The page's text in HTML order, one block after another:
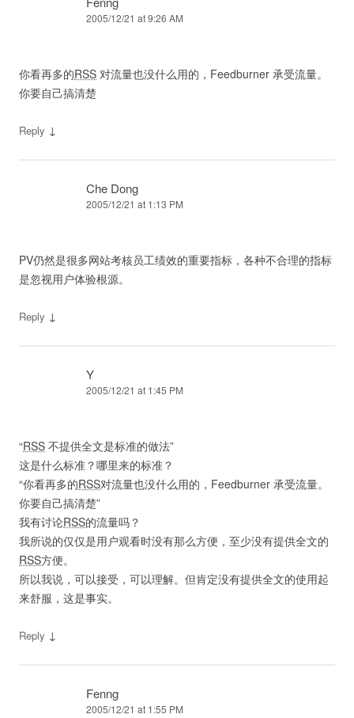
2005/12/21 at 9:26 AM
你看再多的RSS 对流量也没什么用的，Feedburner 承受流量。
你要自己搞清楚
Reply ↓
Che Dong
2005/12/21 at 1:13 PM
PV仍然是很多网站考核员工绩效的重要指标，各种不合理的指标
是忽视用户体验根源。
Reply ↓
Y
2005/12/21 at 1:45 PM
“RSS 不提供全文是标准的做法”
这是什么标准？哪里来的标准？
“你看再多的RSS对流量也没什么用的，Feedburner 承受流量。
你要自己搞清楚”
我有讨论RSS的流量吗？
我所说的仅仅是用户观看时没有那么方便，至少没有提供全文的
RSS方便。
所以我说，可以接受，可以理解。但肯定没有提供全文的使用起
来舒服，这是事实。
Reply ↓
Fenng
2005/12/21 at 1:55 PM